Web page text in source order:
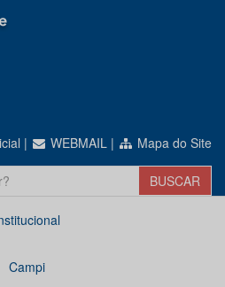
| WEBMAIL | Mapa do Site
Campi